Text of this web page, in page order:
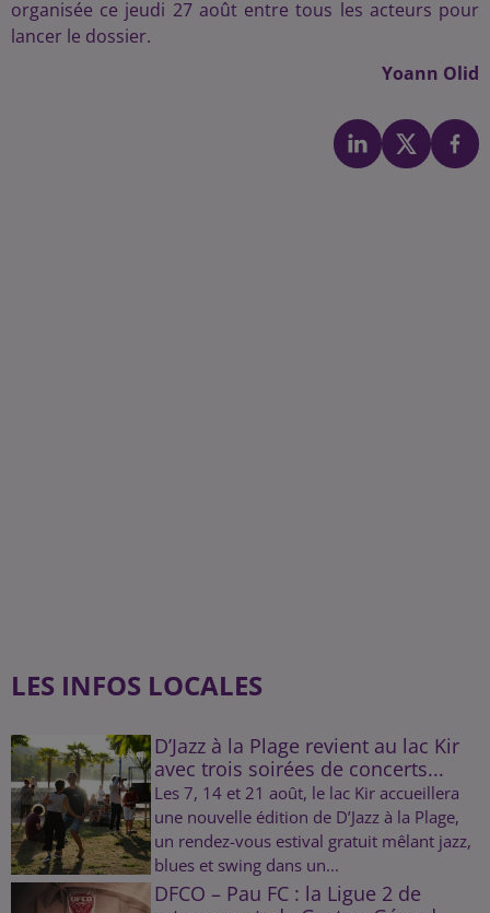
organisée ce jeudi 27 août entre tous les acteurs pour
lancer le dossier.
Yoann Olid
LES INFOS LOCALES
D’Jazz à la Plage revient au lac Kir
avec trois soirées de concerts...
Les 7, 14 et 21 août, le lac Kir accueillera
une nouvelle édition de D’Jazz à la Plage,
un rendez-vous estival gratuit mêlant jazz,
blues et swing dans un...
DFCO – Pau FC : la Ligue 2 de